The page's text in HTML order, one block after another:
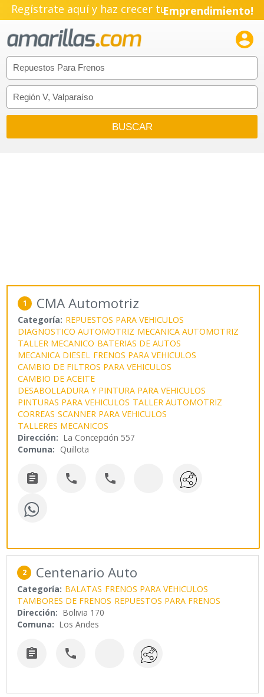
Regístrate aquí y haz crecer tuEmprendimiento!

1 CMA Automotriz
Categoría: REPUESTOS PARA VEHICULOS
DIAGNOSTICO AUTOMOTRIZ MECANICA AUTOMOTRIZ
TALLER MECANICO BATERIAS DE AUTOS
MECANICA DIESEL FRENOS PARA VEHICULOS
CAMBIO DE FILTROS PARA VEHICULOS
CAMBIO DE ACEITE
DESABOLLADURA Y PINTURA PARA VEHICULOS
PINTURAS PARA VEHICULOS TALLER AUTOMOTRIZ
CORREAS SCANNER PARA VEHICULOS
TALLERES MECANICOS
Dirección: La Concepción 557
Comuna: Quillota
  
2 Centenario Auto
Categoría: BALATAS FRENOS PARA VEHICULOS
TAMBORES DE FRENOS REPUESTOS PARA FRENOS
Dirección: Bolivia 170
Comuna: Los Andes
 